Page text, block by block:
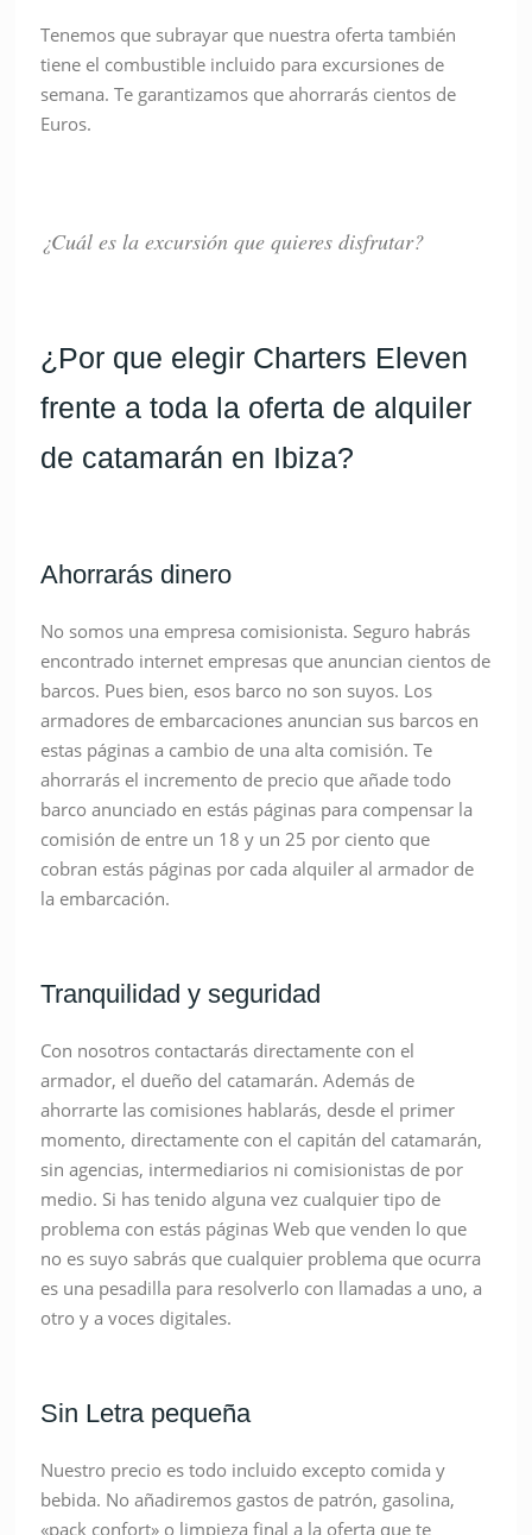
Tenemos que subrayar que nuestra oferta también
tiene el combustible incluido para excursiones de
semana. Te garantizamos que ahorrarás cientos de
Euros.
¿Cuál es la excursión que quieres disfrutar?
¿Por que elegir Charters Eleven
frente a toda la oferta de alquiler
de catamarán en Ibiza?
Ahorrarás dinero
No somos una empresa comisionista. Seguro habrás
encontrado internet empresas que anuncian cientos de
barcos. Pues bien, esos barco no son suyos. Los
armadores de embarcaciones anuncian sus barcos en
estas páginas a cambio de una alta comisión. Te
ahorrarás el incremento de precio que añade todo
barco anunciado en estás páginas para compensar la
comisión de entre un 18 y un 25 por ciento que
cobran estás páginas por cada alquiler al armador de
la embarcación.
Tranquilidad y seguridad
Con nosotros contactarás directamente con el
armador, el dueño del catamarán. Además de
ahorrarte las comisiones hablarás, desde el primer
momento, directamente con el capitán del catamarán,
sin agencias, intermediarios ni comisionistas de por
medio. Si has tenido alguna vez cualquier tipo de
problema con estás páginas Web que venden lo que
no es suyo sabrás que cualquier problema que ocurra
es una pesadilla para resolverlo con llamadas a uno, a
otro y a voces digitales.
Sin Letra pequeña
Nuestro precio es todo incluido excepto comida y
bebida. No añadiremos gastos de patrón, gasolina,
«pack confort» o limpieza final a la oferta que te